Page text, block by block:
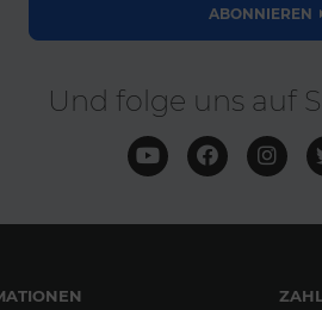
ABONNIEREN
Und folge uns auf